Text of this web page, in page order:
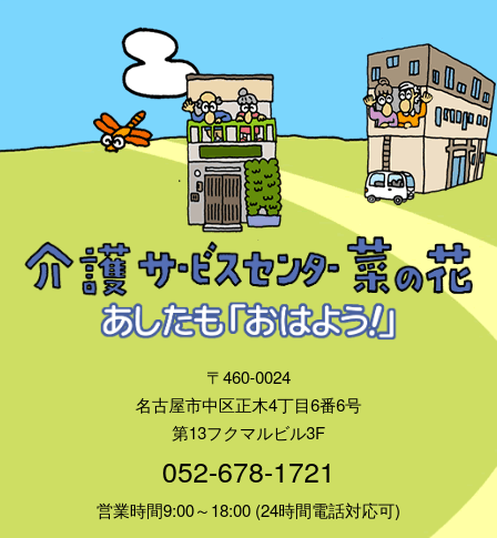
〒460-0024
名古屋市中区正木4丁目6番6号
第13フクマルビル3F
052-678-1721
営業時間9:00～18:00 (24時間電話対応可)